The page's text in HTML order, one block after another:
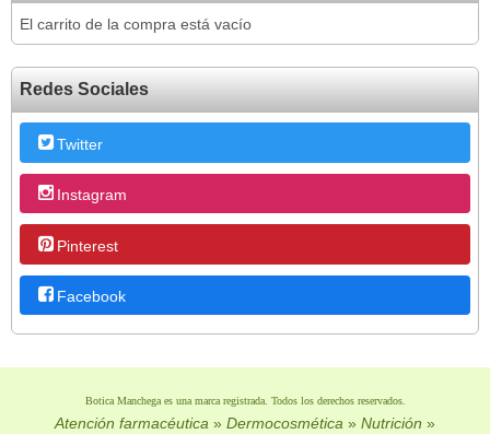
El carrito de la compra está vacío
Redes Sociales
Twitter
Instagram
Pinterest
Facebook
Botica Manchega es una marca registrada. Todos los derechos reservados.
Atención farmacéutica » Dermocosmética » Nutrición »